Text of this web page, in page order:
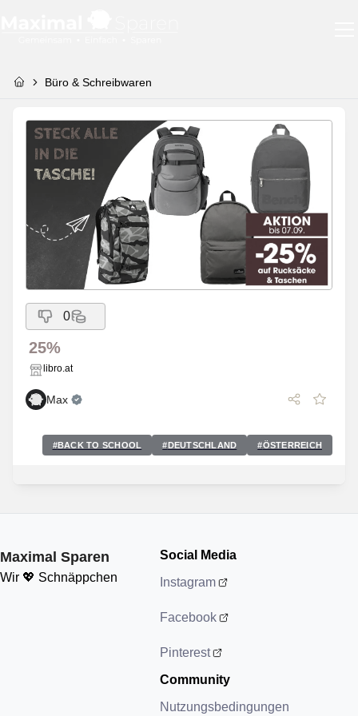
Büro & Schreibwaren
0
25%
libro.at
Max
#BACK TO SCHOOL #DEUTSCHLAND #ÖSTERREICH
Maximal Sparen
Wir 💖 Schnäppchen
Social Media
Instagram
Facebook
Pinterest
Community
Nutzungsbedingungen